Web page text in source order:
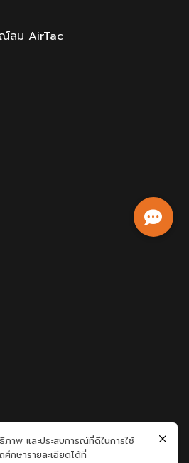
ลม AirTac
>
าพ และประสบการณ์ที่ดีในการใช้
กษารายละเอียดได้ที่